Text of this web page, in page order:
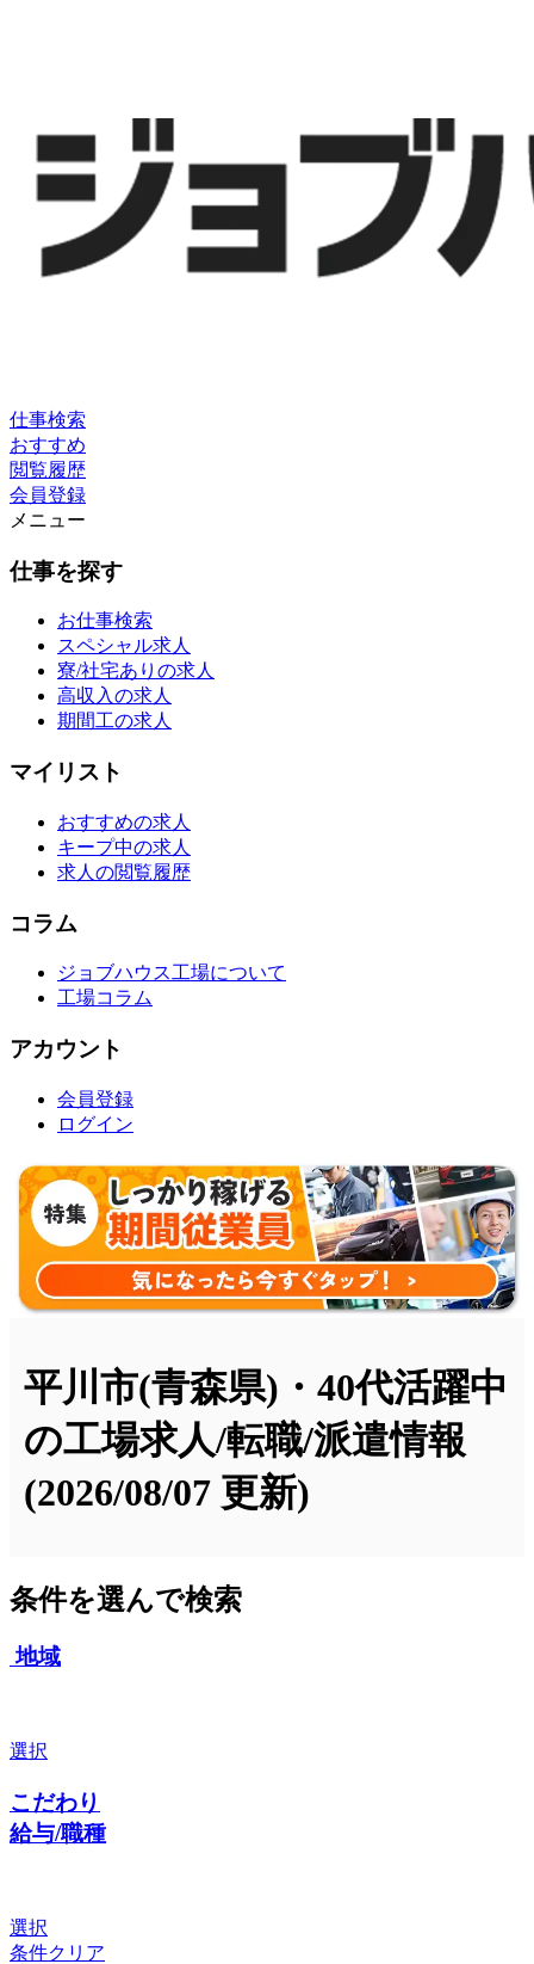
仕事検索
おすすめ
閲覧履歴
会員登録
メニュー
仕事を探す
お仕事検索
スペシャル求人
寮/社宅ありの求人
高収入の求人
期間工の求人
マイリスト
おすすめの求人
キープ中の求人
求人の閲覧履歴
コラム
ジョブハウス工場について
工場コラム
アカウント
会員登録
ログイン
平川市(青森県)・40代活躍中
の工場求人/転職/派遣情報
(2026/08/07 更新)
条件を選んで検索
地域
選択
こだわり
給与/職種
選択
条件クリア